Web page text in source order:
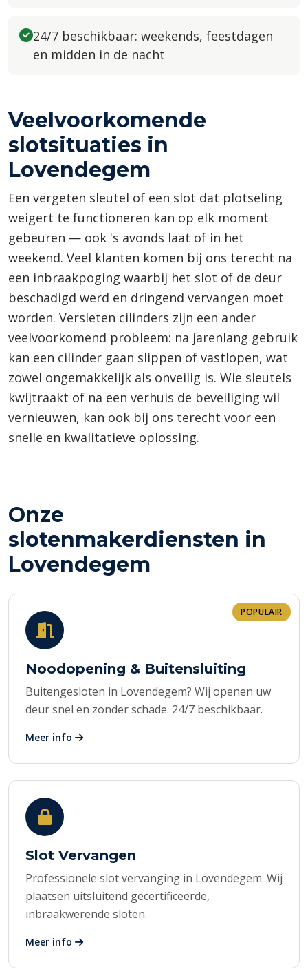
24/7 beschikbaar: weekends, feestdagen
en midden in de nacht
Veelvoorkomende
slotsituaties in
Lovendegem
Een vergeten sleutel of een slot dat plotseling
weigert te functioneren kan op elk moment
gebeuren — ook 's avonds laat of in het
weekend. Veel klanten komen bij ons terecht na
een inbraakpoging waarbij het slot of de deur
beschadigd werd en dringend vervangen moet
worden. Versleten cilinders zijn een ander
veelvoorkomend probleem: na jarenlang gebruik
kan een cilinder gaan slippen of vastlopen, wat
zowel ongemakkelijk als onveilig is. Wie sleutels
kwijtraakt of na een verhuis de beveiliging wil
vernieuwen, kan ook bij ons terecht voor een
snelle en kwalitatieve oplossing.
Onze
slotenmakerdiensten in
Lovendegem
POPULAIR
Noodopening & Buitensluiting
Buitengesloten in Lovendegem? Wij openen uw
deur snel en zonder schade. 24/7 beschikbaar.
Meer info
Slot Vervangen
Professionele slot vervanging in Lovendegem. Wij
plaatsen uitsluitend gecertificeerde,
inbraakwerende sloten.
Meer info